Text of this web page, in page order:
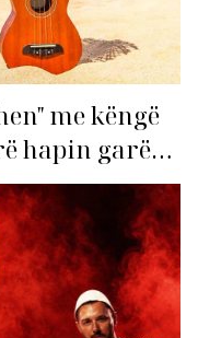
me këngë
hapin garën